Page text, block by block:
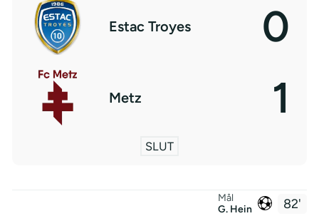
Estac Troyes 0
Metz 1
SLUT
82'
Mål
G. Hein